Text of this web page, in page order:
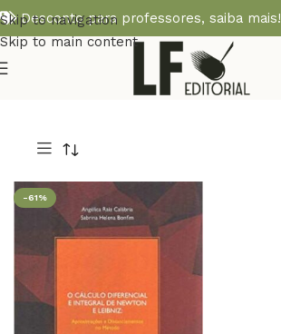
Skip to navigation
Skip to main content
Desconto para professores, saiba mais!
-61%